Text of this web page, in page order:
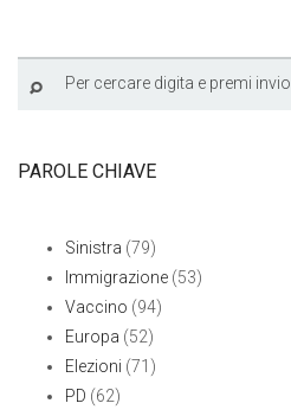
PAROLE CHIAVE
Sinistra (79)
Immigrazione (53)
Vaccino (94)
Europa (52)
Elezioni (71)
PD (62)